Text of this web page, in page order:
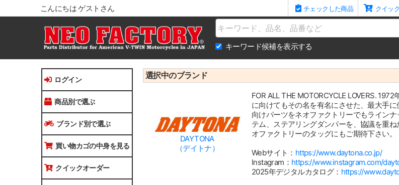
こんにちは ゲストさん チェックした商品 クイッ
Name
キーワード候補を表示する
ログイン
商品別で選ぶ
ブランド別で選ぶ
買い物カゴの中身を見る
クイックオーダー
選択中のブランド
DAYTONA
（デイトナ）
FOR ALL THE MOTORCYCLE LOVERS.
に向けてもその名を有名にさせた、最大手
向けパーツをネオファクトリーでもライン
テム、ステアリングダンパーを、協議を重
オファクトリーのタッグにもご期待下さい。
Webサイト： https://www.daytona.co.jp/
Instagram： https://www.instagram.com/
2025年デジタルカタログ： https://